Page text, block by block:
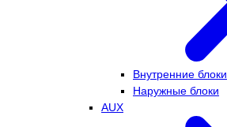
Внутренние блоки
Наружные блоки
AUX